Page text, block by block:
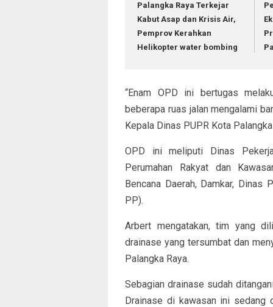
Palangka Raya Terkejar
Kabut Asap dan Krisis Air,
Pemprov Kerahkan
Helikopter water bombing
“Enam OPD ini bertugas
beberapa ruas jalan mengalami
Kepala Dinas PUPR Kota
OPD ini meliputi Dinas
Perumahan Rakyat dan
Bencana Daerah, Damkar, Dinas
PP).
Arbert mengatakan, tim yang
drainase yang tersumbat dan
Palangka Raya.
Sebagian drainase sudah
Drainase di kawasan ini sedang